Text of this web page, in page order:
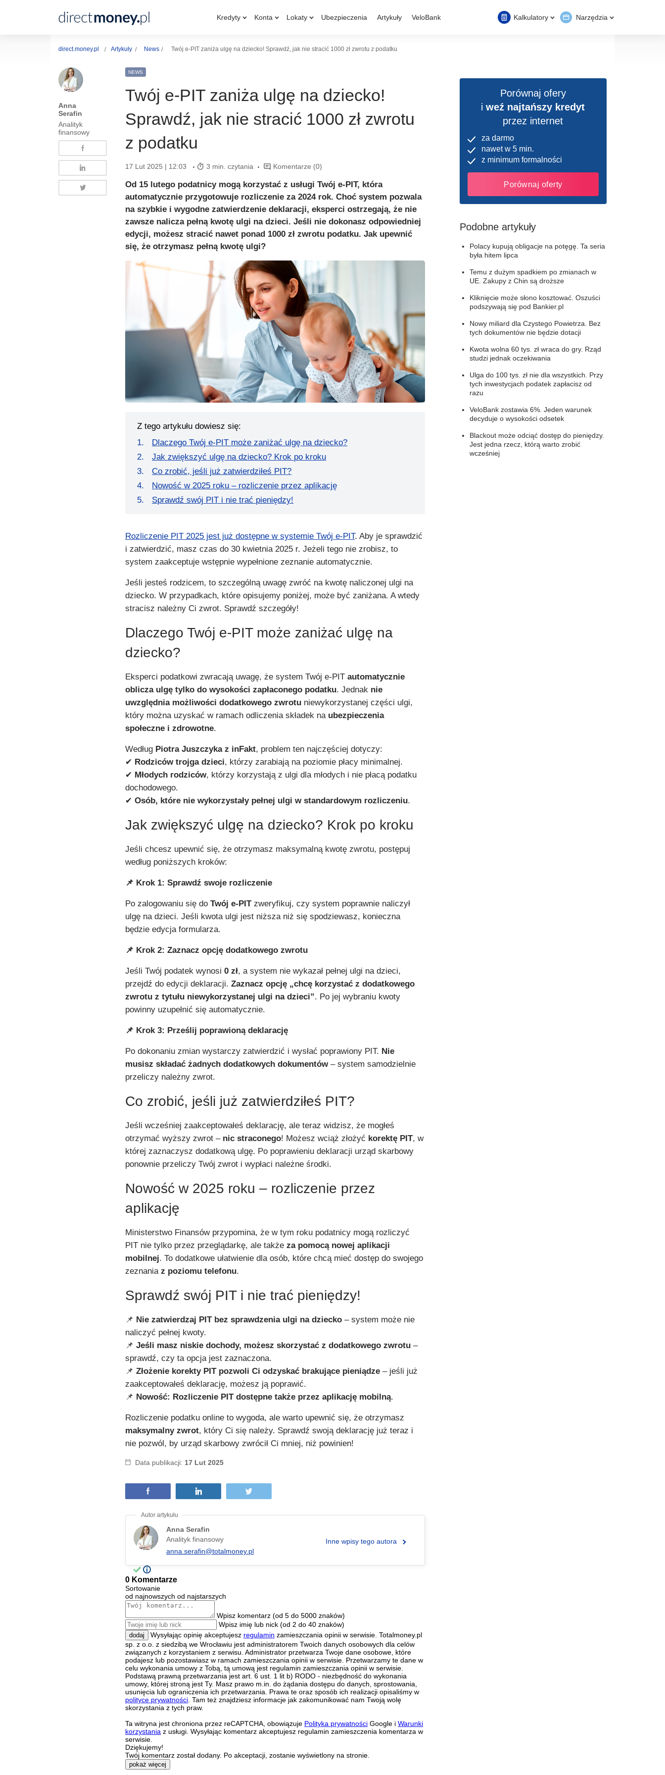
Kredyty Konta Lokaty Ubezpieczenia Artykuły VeloBank Kalkulatory Narzędzia
direct.money.pl Artykuły News Twój e-PIT zaniża ulgę na dziecko! Sprawdź, jak nie stracić 1000 zł zwrotu z podatku
Anna
Serafin
Analityk
finansowy
NEWS
Twój e-PIT zaniża ulgę na dziecko!
Sprawdź, jak nie stracić 1000 zł zwrotu
z podatku
17 Lut 2025 | 12:03 3 min. czytania Komentarze (0)
Od 15 lutego podatnicy mogą korzystać z usługi Twój e-PIT, która
automatycznie przygotowuje rozliczenie za 2024 rok. Choć system pozwala
na szybkie i wygodne zatwierdzenie deklaracji, eksperci ostrzegają, że nie
zawsze nalicza pełną kwotę ulgi na dzieci. Jeśli nie dokonasz odpowiedniej
edycji, możesz stracić nawet ponad 1000 zł zwrotu podatku. Jak upewnić
się, że otrzymasz pełną kwotę ulgi?
Z tego artykułu dowiesz się:
Dlaczego Twój e-PIT może zaniżać ulgę na dziecko?
Jak zwiększyć ulgę na dziecko? Krok po kroku
Co zrobić, jeśli już zatwierdziłeś PIT?
Nowość w 2025 roku – rozliczenie przez aplikację
Sprawdź swój PIT i nie trać pieniędzy!
Rozliczenie PIT 2025 jest już dostępne w systemie Twój e-PIT. Aby je sprawdzić
i zatwierdzić, masz czas do 30 kwietnia 2025 r. Jeżeli tego nie zrobisz, to
system zaakceptuje wstępnie wypełnione zeznanie automatycznie.
Jeśli jesteś rodzicem, to szczególną uwagę zwróć na kwotę naliczonej ulgi na
dziecko. W przypadkach, które opisujemy poniżej, może być zaniżana. A wtedy
stracisz należny Ci zwrot. Sprawdź szczegóły!
Dlaczego Twój e-PIT może zaniżać ulgę na
dziecko?
Eksperci podatkowi zwracają uwagę, że system Twój e-PITautomatycznie
oblicza ulgę tylko do wysokości zapłaconego podatku. Jednak nie
uwzględnia możliwości dodatkowego zwrotu niewykorzystanej części ulgi,
który można uzyskać w ramach odliczenia składek na ubezpieczenia
społeczne i zdrowotne.
Według Piotra Juszczyka z inFakt, problem ten najczęściej dotyczy:
✔ Rodziców trojga dzieci, którzy zarabiają na poziomie płacy minimalnej.
✔ Młodych rodziców, którzy korzystają z ulgi dla młodych i nie płacą podatku
dochodowego.
✔Osób, które nie wykorzystały pełnej ulgi w standardowym rozliczeniu.
Jak zwiększyć ulgę na dziecko? Krok po kroku
Jeśli chcesz upewnić się, że otrzymasz maksymalną kwotę zwrotu, postępuj
według poniższych kroków:
📌 Krok 1: Sprawdź swoje rozliczenie
Po zalogowaniu się doTwój e-PITzweryfikuj, czy system poprawnie naliczył
ulgę na dzieci. Jeśli kwota ulgi jest niższa niż się spodziewasz, konieczna
będzie edycja formularza.
📌 Krok 2: Zaznacz opcję dodatkowego zwrotu
Jeśli Twój podatek wynosi0 zł, a system nie wykazał pełnej ulgi na dzieci,
przejdź do edycji deklaracji.Zaznacz opcję „chcę korzystać z dodatkowego
zwrotu z tytułu niewykorzystanej ulgi na dzieci”. Po jej wybraniu kwoty
powinny uzupełnić się automatycznie.
📌 Krok 3: Prześlij poprawioną deklarację
Po dokonaniu zmian wystarczy zatwierdzić i wysłać poprawiony PIT. Nie
musisz składać żadnych dodatkowych dokumentów– system samodzielnie
przeliczy należny zwrot.
Co zrobić, jeśli już zatwierdziłeś PIT?
Jeśli wcześniej zaakceptowałeś deklarację, ale teraz widzisz, że mogłeś
otrzymać wyższy zwrot – nic straconego! Możesz wciąż złożyć korektę PIT, w
której zaznaczysz dodatkową ulgę. Po poprawieniu deklaracji urząd skarbowy
ponownie przeliczy Twój zwrot i wypłaci należne środki.
Nowość w 2025 roku – rozliczenie przez
aplikację
Ministerstwo Finansów przypomina, że w tym roku podatnicy mogą rozliczyć
PIT nie tylko przez przeglądarkę, ale takżeza pomocą nowej aplikacji
mobilnej. To dodatkowe ułatwienie dla osób, które chcą mieć dostęp do swojego
zeznaniaz poziomu telefonu.
Sprawdź swój PIT i nie trać pieniędzy!
📌 Nie zatwierdzaj PIT bez sprawdzenia ulgi na dziecko – system może nie
naliczyć pełnej kwoty.
📌Jeśli masz niskie dochody, możesz skorzystać z dodatkowego zwrotu –
sprawdź, czy ta opcja jest zaznaczona.
📌Złożenie korekty PIT pozwoli Ci odzyskać brakujące pieniądze – jeśli już
zaakceptowałeś deklarację, możesz ją poprawić.
📌 Nowość: Rozliczenie PIT dostępne także przez aplikację mobilną.
Rozliczenie podatku online to wygoda, ale warto upewnić się, że otrzymasz
maksymalny zwrot, który Ci się należy. Sprawdź swoją deklarację już teraz i
nie pozwól, by urząd skarbowy zwrócił Ci mniej, niż powinien!
Data publikacji: 17 Lut 2025
Anna Serafin
Analityk finansowy
anna.serafin@totalmoney.pl
Inne wpisy tego autora
0 Komentarze
Sortowanie
od najnowszych od najstarszych
Wpisz komentarz (od 5 do 5000 znaków)
Wpisz imię lub nick (od 2 do 40 znaków)
dodaj Wysyłając opinię akceptujesz regulamin zamieszczania opinii w serwisie. Totalmoney.pl
sp. z o.o. z siedzibą we Wrocławiu jest administratorem Twoich danych osobowych dla celów
związanych z korzystaniem z serwisu. Administrator przetwarza Twoje dane osobowe, które
podajesz lub pozostawiasz w ramach zamieszczania opinii w serwisie. Przetwarzamy te dane w
celu wykonania umowy z Tobą, tą umową jest regulamin zamieszczania opinii w serwisie.
Podstawą prawną przetwarzania jest art. 6 ust. 1 lit b) RODO - niezbędność do wykonania
umowy, której stroną jest Ty. Masz prawo m.in. do żądania dostępu do danych, sprostowania,
usunięcia lub ograniczenia ich przetwarzania. Prawa te oraz sposób ich realizacji opisaliśmy w
polityce prywatności . Tam też znajdziesz informacje jak zakomunikować nam Twoją wolę
skorzystania z tych praw.
Ta witryna jest chroniona przez reCAPTCHA, obowiązuje Polityka prywatności Google iWarunki
korzystania z usługi. Wysyłając komentarz akceptujesz regulamin zamieszczenia komentarza w
serwisie.
Dziękujemy!
Twój komentarz został dodany. Po akceptacji, zostanie wyświetlony na stronie.
pokaż więcej
Porównaj ofery
iweź najtańszy kredyt
przez internet
za darmo
nawet w 5 min.
z minimum formalności
Porównaj oferty
Podobne artykuły
Polacy kupują obligacje na potęgę. Ta seria
była hitem lipca
Temu z dużym spadkiem po zmianach w
UE. Zakupy z Chin są droższe
Kliknięcie może słono kosztować. Oszuści
podszywają się pod Bankier.pl
Nowy miliard dla Czystego Powietrza. Bez
tych dokumentów nie będzie dotacji
Kwota wolna 60 tys. zł wraca do gry. Rząd
studzi jednak oczekiwania
Ulga do 100 tys. zł nie dla wszystkich. Przy
tych inwestycjach podatek zapłacisz od
razu
VeloBank zostawia 6%. Jeden warunek
decyduje o wysokości odsetek
Blackout może odciąć dostęp do pieniędzy.
Jest jedna rzecz, którą warto zrobić
wcześniej